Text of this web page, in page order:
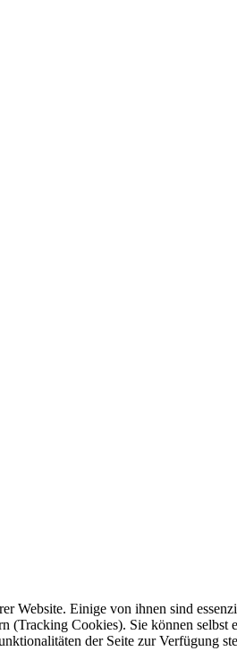
Website. Einige von ihnen sind
(Tracking Cookies). Sie können
der Seite zur Verfügung